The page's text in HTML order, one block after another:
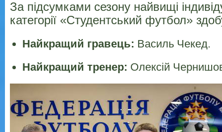
За підсумками сезону найвищі
категорії «Студентський футбол»
Найкращий гравець: Василь Чекед.
Найкращий тренер: Олексій